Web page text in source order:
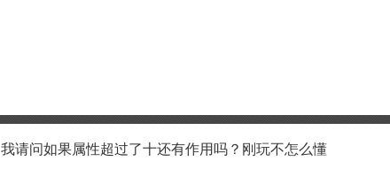
我请问如果属性超过了十还有作用吗？刚玩不怎么懂